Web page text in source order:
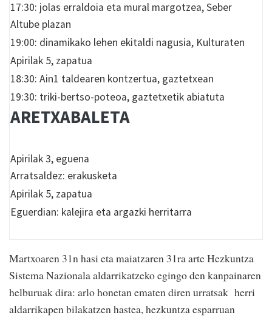
17:30: jolas erraldoia eta mural margotzea, Seber
Altube plazan
19:00: dinamikako lehen ekitaldi nagusia, Kulturaten
Apirilak 5, zapatua
18:30: Ain1 taldearen kontzertua, gaztetxean
19:30: triki-bertso-poteoa, gaztetxetik abiatuta
ARETXABALETA
Apirilak 3, eguena
Arratsaldez: erakusketa
Apirilak 5, zapatua
Eguerdian: kalejira eta argazki herritarra
Martxoaren 31n hasi eta maiatzaren 31ra arte Hezkuntza
Sistema Nazionala aldarrikatzeko egingo den kanpainaren
helburuak dira: arlo honetan ematen diren urratsak herri
aldarrikapen bilakatzen hastea, hezkuntza esparruan